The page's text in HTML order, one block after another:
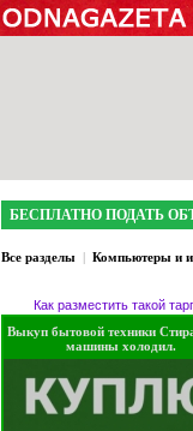
БЕСПЛАТНО ПОДАТЬ
Все разделы | Компьютеры и
Как разместить такой
Выкуп бытовой техники
машины холодил.